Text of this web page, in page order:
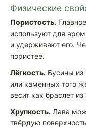
Физические
Пористость.
используют для
и удерживают его.
пористее.
Лёгкость. Бусины из
или каменных того
весит как браслет из
Хрупкость. Лава
твёрдую